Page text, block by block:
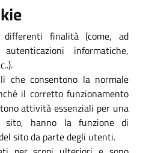
finalità (come, ad
informatiche,
che consentono la normale
il corretto funzionamento
attività essenziali per una
hanno la funzione di
sito da parte degli utenti.